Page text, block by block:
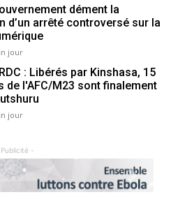
dément la
d’un arrêté controversé sur la
jour
: Libérés par Kinshasa, 15
de l'AFC/M23 sont finalement
jour
-
Next